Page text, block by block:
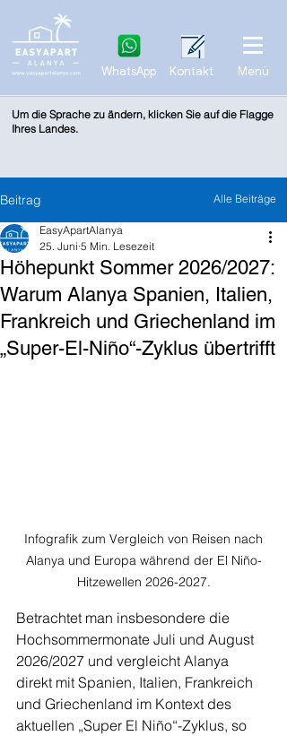
WhatsApp Kontakt Menü
Um die Sprache zu ändern, klicken Sie auf die Flagge
Ihres Landes.
Beitrag
Höhepunkt Sommer 2026/2027:
Warum Alanya Spanien, Italien,
Frankreich und Griechenland im
„Super-El-Niño“-Zyklus übertrifft
EasyApartAlanya
25. Juni 5 Min. Lesezeit
Infografik zum Vergleich von Reisen nach
Alanya und Europa während der El Niño-
Hitzewellen 2026-2027.
Betrachtet man insbesondere die
Hochsommermonate Juli und August
2026/2027 und vergleicht Alanya
direkt mit Spanien, Italien, Frankreich
und Griechenland im Kontext des
aktuellen „Super El Niño“-Zyklus, so
Alle Beiträge